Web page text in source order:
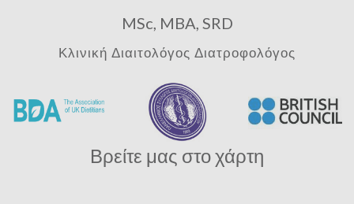
MSc, MBA, SRD
Κλινική Διαιτολόγος Διατροφολόγος
Βρείτε μας στο χάρτη